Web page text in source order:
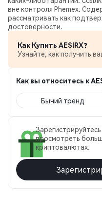
вне контроля Phemex.
рассматривать как
достоверности.
Как Купить AESIRX?
Узнайте, как получить
Как вы относитесь к
Бычий тренд
просмотреть
криптовалютах.